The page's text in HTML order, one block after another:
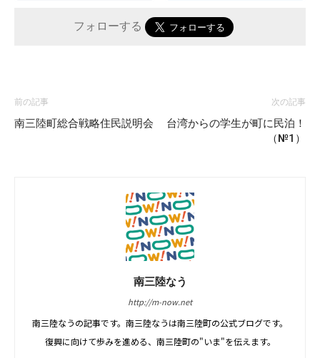
フォローする
前の記事
南三陸町総合戦略住民説明会
次の記事
台湾からの学生が町に民泊！
（№1）
南三陸なう
http://m-now.net
南三陸なうの記事です。南三陸なうは南三陸町の公式ブログです。
復興に向けて歩みを進める、南三陸町の"いま"を伝えます。